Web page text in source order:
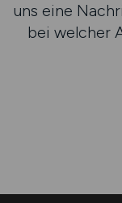
uns eine
bei welcher